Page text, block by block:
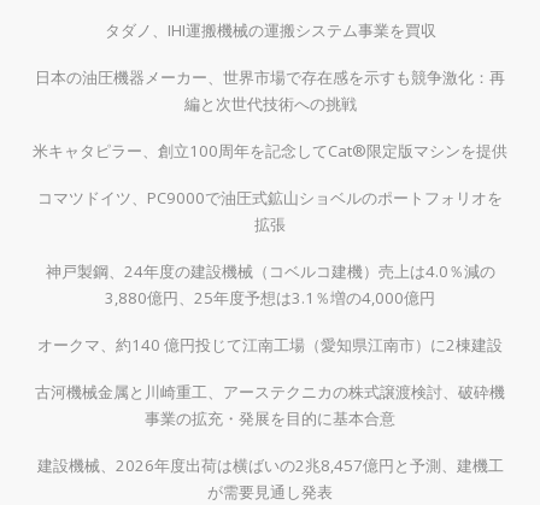
タダノ、IHI運搬機械の運搬システム事業を買収
日本の油圧機器メーカー、世界市場で存在感を示すも競争激化：再
編と次世代技術への挑戦
米キャタピラー、創立100周年を記念してCat®限定版マシンを提供
コマツドイツ、PC9000で油圧式鉱山ショベルのポートフォリオを
拡張
神戸製鋼、24年度の建設機械（コベルコ建機）売上は4.0％減の
3,880億円、25年度予想は3.1％増の4,000億円
オークマ、約140 億円投じて江南工場（愛知県江南市）に2棟建設
古河機械金属と川崎重工、アーステクニカの株式譲渡検討、破砕機
事業の拡充・発展を目的に基本合意
建設機械、2026年度出荷は横ばいの2兆8,457億円と予測、建機工
が需要見通し発表